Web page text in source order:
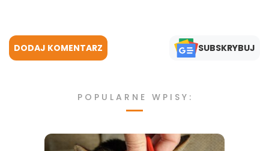
DODAJ KOMENTARZ SUBSKRYBUJ
POPULARNE WPISY: